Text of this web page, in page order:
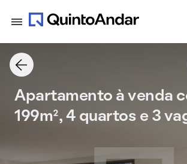
Apartamento à venda
199m², 4 quartos e 3